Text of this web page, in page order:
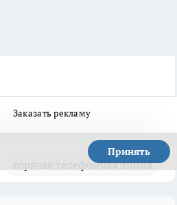
Заказать рекламу
Принять
горячая телефонная линия